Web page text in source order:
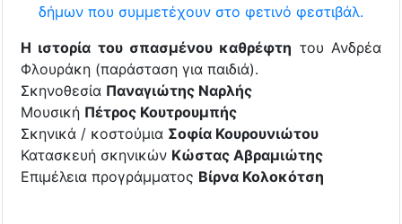
δήμων που συμμετέχουν στο φετινό φεστιβάλ.
Η ιστορία του σπασμένου καθρέφτη του Ανδρέα
Φλουράκη (παράσταση για παιδιά).
Σκηνοθεσία Παναγιώτης Ναρλής
Μουσική Πέτρος Κουτρουμπής
Σκηνικά / κοστούμια Σοφία Κουρουνιώτου
Κατασκευή σκηνικών Κώστας Αβραμιώτης
Επιμέλεια προγράμματος Βίρνα Κολοκότση